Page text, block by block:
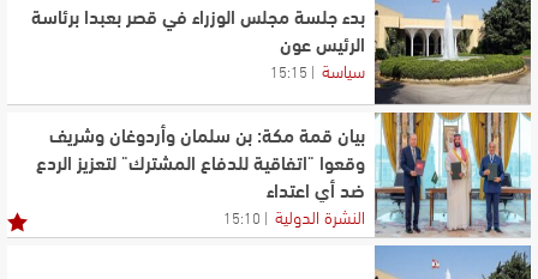
بدء جلسة مجلس الوزراء في قصر بعبدا برئاسة
الرئيس عون
سياسة 15:15
بيان قمة مكة: بن سلمان وأردوغان وشريف
وقعوا "اتفاقية للدفاع المشترك" لتعزيز الردع
ضد أي اعتداء
النشرة الدولية 15:10